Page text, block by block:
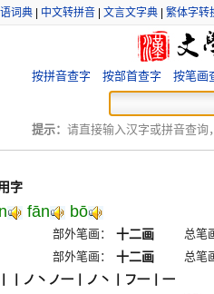
词典 中文转拼音 文言文字典 繁体字转
按拼音查字 按部首查字 按笔画
提示： 请直接输入汉字或拼音查询
字
fān bō
部外笔画： 十二画
总笔
部外笔画： 十二画
总笔
丨ノ丶ノ一丨ノ丶丨フ一丨一